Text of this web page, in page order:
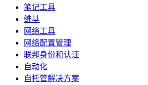
笔记工具
维基
网络工具
网络配置管理
联邦身份和认证
自动化
自托管解决方案